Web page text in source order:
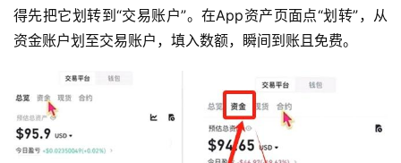
得先把它划转到“交易账户”。在App资产页面点“划转”，从
资金账户划至交易账户，填入数额，瞬间到账且免费。